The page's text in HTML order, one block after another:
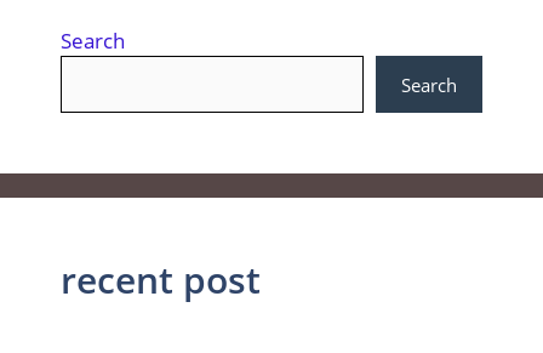
Search
Search
recent post